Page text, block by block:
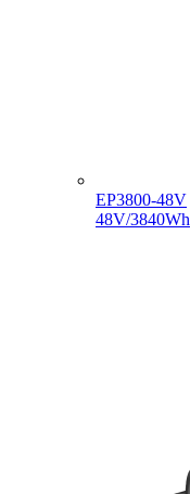
EP3800-48V
48V/3840Wh